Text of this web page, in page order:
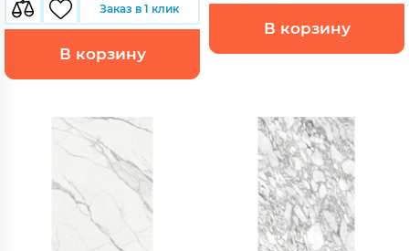
Заказ в 1 клик
В корзину
В корзину